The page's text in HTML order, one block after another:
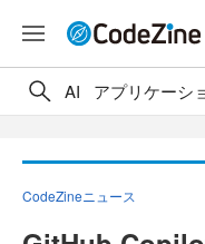
AI アプリケーシ
CodeZineニュース